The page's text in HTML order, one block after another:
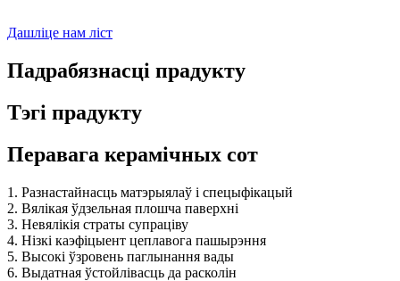
Дашліце нам ліст
Падрабязнасці прадукту
Тэгі прадукту
Перавага керамічных сот
1. Разнастайнасць матэрыялаў і спецыфікацый
2. Вялікая ўдзельная плошча паверхні
3. Невялікія страты супраціву
4. Нізкі каэфіцыент цеплавога пашырэння
5. Высокі ўзровень паглынання вады
6. Выдатная ўстойлівасць да расколін